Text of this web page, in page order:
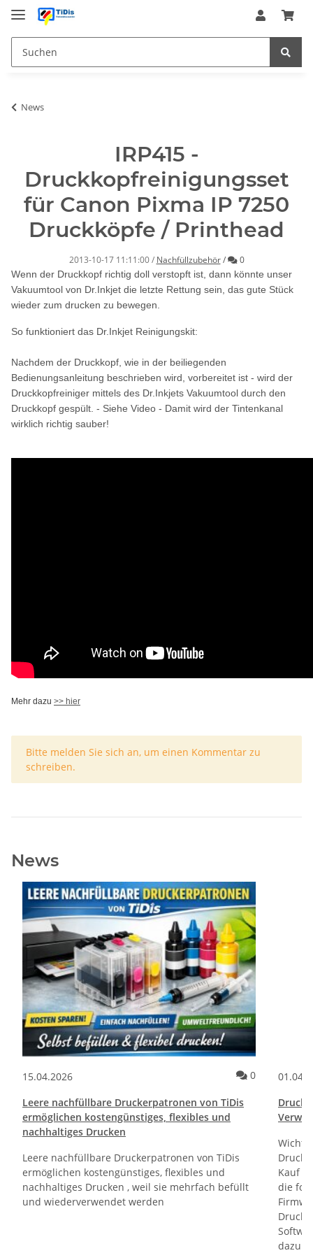
News
IRP415 -
Druckkopfreinigungsset
für Canon Pixma IP 7250
Druckköpfe / Printhead
2013-10-17 11:11:00 / Nachfüllzubehör / Kommentare
0
Wenn der Druckkopf richtig doll verstopft ist, dann könnte unser
Vakuumtool von Dr.Inkjet die letzte Rettung sein, das gute Stück
wieder zum drucken zu bewegen.
So funktioniert das Dr.Inkjet Reinigungskit:
Nachdem der Druckkopf, wie in der beiliegenden
Bedienungsanleitung beschrieben wird, vorbereitet ist - wird der
Druckkopfreiniger mittels des Dr.Inkjets Vakuumtool durch den
Druckkopf gespült. - Siehe Video - Damit wird der Tintenkanal
wirklich richtig sauber!
Mehr dazu >> hier
x
Bitte melden Sie sich an, um einen Kommentar zu
schreiben.
News
15.04.2026 Kommentare
0
Leere nachfüllbare Druckerpatronen von TiDis
ermöglichen kostengünstiges, flexibles und
nachhaltiges Drucken
Leere nachfüllbare Druckerpatronen von TiDis
ermöglichen kostengünstiges, flexibles und
nachhaltiges Drucken , weil sie mehrfach befüllt
und wiederverwendet werden
Kauf
die
dazu